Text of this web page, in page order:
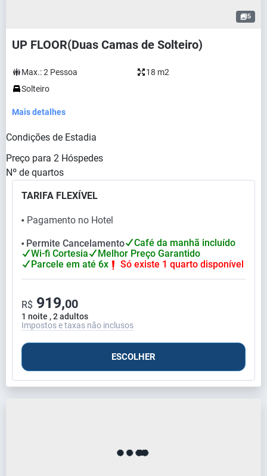
5
UP FLOOR(Duas Camas de Solteiro)
Max.:2 Pessoa
18 m2
Solteiro
Mais detalhes
Condições de Estadia
Preço para 2 Hóspedes
Nº de quartos
TARIFA FLEXÍVEL
⬤ Pagamento no Hotel
⬤ Permite Cancelamento
Café da manhã incluído
Wi-fi Cortesia
Melhor Preço Garantido
Parcele em até 6x
Só existe 1 quarto disponível
1 noite , 2 adultos
R$ 919,00
Impostos e taxas não inclusos
ESCOLHER